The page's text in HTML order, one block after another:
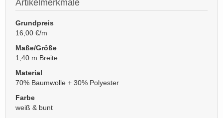
Artikelmerkmale
Grundpreis
16,00 €/m
Maße/Größe
1,40 m Breite
Material
70% Baumwolle + 30% Polyester
Farbe
weiß & bunt